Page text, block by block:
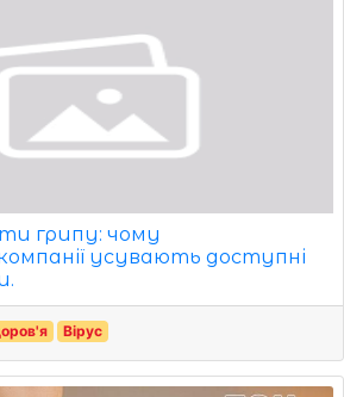
грипу: чому
усувають доступні
Вірус